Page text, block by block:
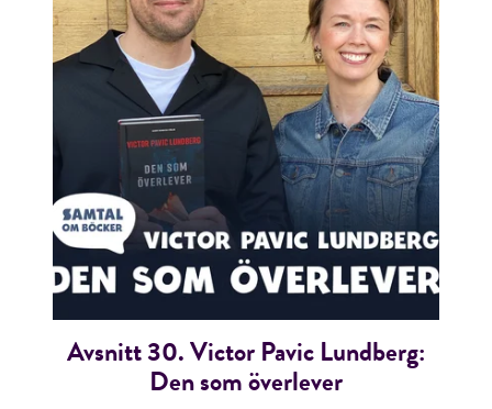
Avsnitt 30. Victor Pavic Lundberg:
Den som överlever